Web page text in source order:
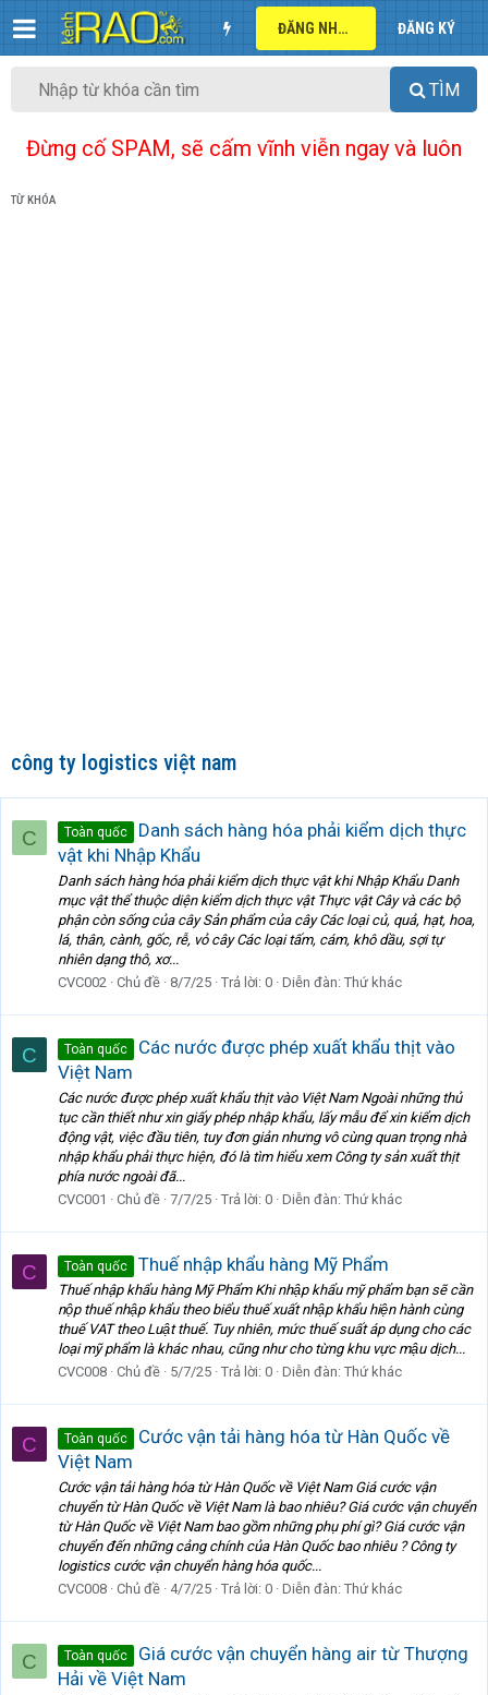
ĐĂNG NHẬP ĐĂNG KÝ
TÌM
Đừng cố SPAM, sẽ cấm vĩnh viễn ngay và luôn
TỪ KHÓA
công ty logistics việt nam
C Toàn quốc
Danh sách hàng hóa phải kiểm dịch thực
vật khi Nhập Khẩu
Danh sách hàng hóa phải kiểm dịch thực vật khi Nhập Khẩu Danh
mục vật thể thuộc diện kiểm dịch thực vật Thực vật Cây và các bộ
phận còn sống của cây Sản phẩm của cây Các loại củ, quả, hạt, hoa,
lá, thân, cành, gốc, rễ, vỏ cây Các loại tấm, cám, khô dầu, sợi tự
nhiên dạng thô, xơ...
CVC002 Chủ đề 8/7/25 Trả lời: 0 Diễn đàn: Thứ khác
C Toàn quốc
Các nước được phép xuất khẩu thịt vào
Việt Nam
Các nước được phép xuất khẩu thịt vào Việt Nam Ngoài những thủ
tục cần thiết như xin giấy phép nhập khẩu, lấy mẫu để xin kiểm dịch
động vật, việc đầu tiên, tuy đơn giản nhưng vô cùng quan trọng nhà
nhập khẩu phải thực hiện, đó là tìm hiểu xem Công ty sản xuất thịt
phía nước ngoài đã...
CVC001
Chủ đề 7/7/25 Trả lời: 0 Diễn đàn: Thứ khác
C Toàn quốc Thuế nhập khẩu hàng Mỹ Phẩm
Thuế nhập khẩu hàng Mỹ Phẩm Khi nhập khẩu mỹ phẩm bạn sẽ cần
nộp thuế nhập khẩu theo biểu thuế xuất nhập khẩu hiện hành cùng
thuế VAT theo Luật thuế. Tuy nhiên, mức thuế suất áp dụng cho các
loại mỹ phẩm là khác nhau, cũng như cho từng khu vực mậu dịch...
CVC008 Chủ đề 5/7/25 Trả lời: 0 Diễn đàn: Thứ khác
C Toàn quốc
Cước vận tải hàng hóa từ Hàn Quốc về
Việt Nam
Cước vận tải hàng hóa từ Hàn Quốc về Việt Nam Giá cước vận
chuyển từ Hàn Quốc về Việt Nam là bao nhiêu? Giá cước vận chuyển
từ Hàn Quốc về Việt Nam bao gồm những phụ phí gì? Giá cước vận
chuyển đến những cảng chính của Hàn Quốc bao nhiêu ? Công ty
logistics cước vận chuyển hàng hóa quốc...
CVC008 Chủ đề 4/7/25 Trả lời: 0 Diễn đàn: Thứ khác
C Toàn quốc
Giá cước vận chuyển hàng air từ Thượng
Hải về Việt Nam